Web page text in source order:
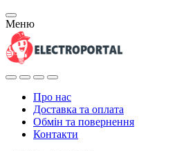
Меню
Про нас
Доставка та оплата
Обмін та повернення
Контакти